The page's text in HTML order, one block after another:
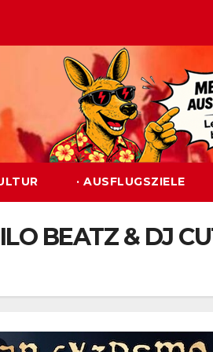
· AUSFLUGSZIELE
BEATZ & DJ